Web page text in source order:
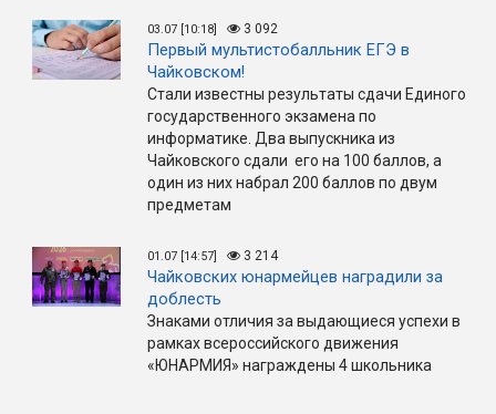
03.07 [10:18] 3 092
Первый мультистобалльник ЕГЭ в
Чайковском!
Стали известны результаты сдачи Единого
государственного экзамена по
информатике. Два выпускника из
Чайковского сдали его на 100 баллов, а
один из них набрал 200 баллов по двум
предметам
01.07 [14:57] 3 214
Чайковских юнармейцев наградили за
доблесть
Знаками отличия за выдающиеся успехи в
рамках всероссийского движения
«ЮНАРМИЯ» награждены 4 школьника